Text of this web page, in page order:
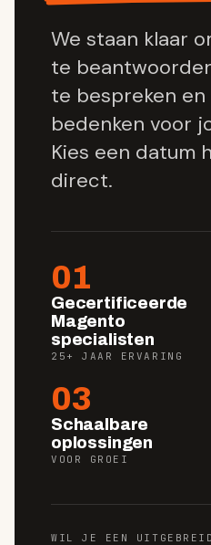
We staan klaar
te
te bespreken
bedenken voor
Kies een datum
direct.
01
Gecertificeerde
Magento
specialisten
25+ JAAR ERVARING
03
Schaalbare
oplossingen
VOOR GROEI
WIL JE EEN